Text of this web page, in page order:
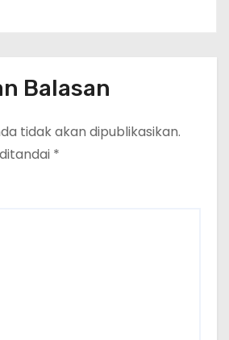
Balasan
tidak akan dipublikasikan.
*